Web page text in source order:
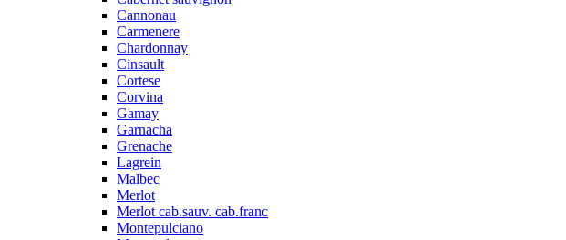
Cannonau
Carmenere
Chardonnay
Cinsault
Cortese
Corvina
Gamay
Garnacha
Grenache
Lagrein
Malbec
Merlot
Merlot cab.sauv. cab.franc
Montepulciano